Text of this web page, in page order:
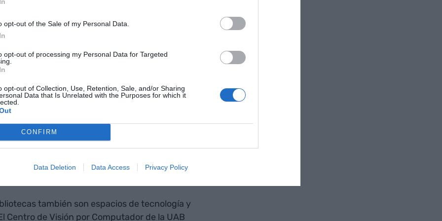
opt-out of the Sale of my Personal Data.
opt-out of processing my Personal Data for Targeted
opt-out of Collection, Use, Retention, Sale, and/or Sharing
Data that Is Unrelated with the Purposes for which it
CONFIRM
Data Deletion Data Access Privacy Policy
bibliotecas:
e
la
BiblioLab que promueve actividades que
a través de la experimentación
una de ellas la fabricación aditiva con
FabLabs o Hackerspaces cuando son en
también son espacios de tecnología y
Centro de Visión por Computador de la UAB